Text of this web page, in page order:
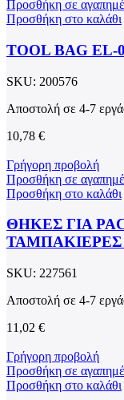
Προσθήκη σε
Προσθήκη στο καλάθι
TOOL BAG EL-
SKU: 200576
Αποστολή σε 4-7
10,78 €
Γρήγορη προβολή
Προσθήκη σε
Προσθήκη στο καλάθι
ΘΗΚΕΣ ΓΙΑ
ΤΑΜΠΑΚΙΕΡΕΣ
SKU: 227561
Αποστολή σε 4-7
11,02 €
Γρήγορη προβολή
Προσθήκη σε
Προσθήκη στο καλάθι